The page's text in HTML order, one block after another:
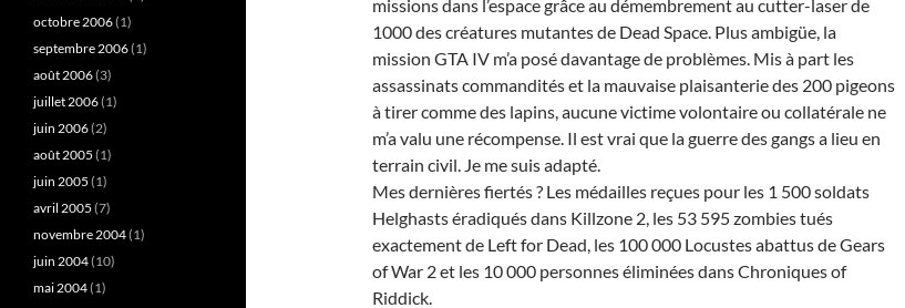
missions dans l’espace grâce au démembrement au cutter-laser de
1000 des créatures mutantes de Dead Space. Plus ambigüe, la
mission GTA IV m’a posé davantage de problèmes. Mis à part les
assassinats commandités et la mauvaise plaisanterie des 200 pigeons
à tirer comme des lapins, aucune victime volontaire ou collatérale ne
m’a valu une récompense. Il est vrai que la guerre des gangs a lieu en
terrain civil. Je me suis adapté.
Mes dernières fiertés ? Les médailles reçues pour les 1 500 soldats
Helghasts éradiqués dans Killzone 2, les 53 595 zombies tués
exactement de Left for Dead, les 100 000 Locustes abattus de Gears
of War 2 et les 10 000 personnes éliminées dans Chroniques of
Riddick.
octobre 2006(1)
septembre 2006(1)
août 2006(3)
juillet 2006(1)
juin 2006(2)
août 2005 (1)
juin 2005 (1)
avril 2005 (7)
novembre 2004(1)
juin 2004(10)
mai 2004(1)